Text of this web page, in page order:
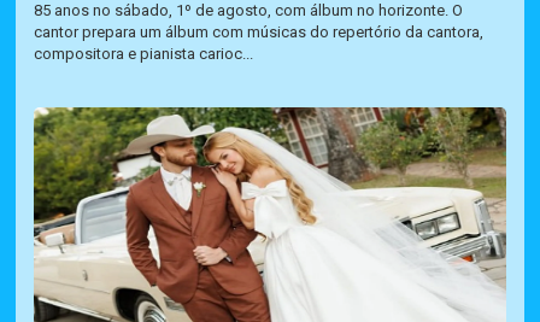
85 anos no sábado, 1º de agosto, com álbum no horizonte. O
cantor prepara um álbum com músicas do repertório da cantora,
compositora e pianista carioc...